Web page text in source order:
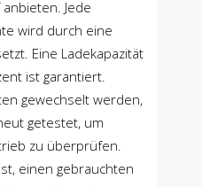
Jede
wird durch eine
Eine Ladekapazität
ist garantiert.
gewechselt werden,
getestet, um
zu überprüfen.
einen gebrauchten